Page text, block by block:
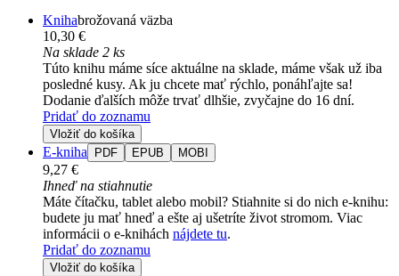
Knihabrožovaná väzba
10,30 €
Na sklade 2 ks
Túto knihu máme síce aktuálne na sklade, máme však už iba
posledné kusy. Ak ju chcete mať rýchlo, ponáhľajte sa!
Dodanie ďalších môže trvať dlhšie, zvyčajne do 16 dní.
Pridať do zoznamu
Vložiť do košíka
E-kniha PDF EPUB MOBI
9,27 €
Ihneď na stiahnutie
Máte čítačku, tablet alebo mobil? Stiahnite si do nich e-knihu:
budete ju mať hneď a ešte aj ušetríte život stromom. Viac
informácii o e-knihách nájdete tu.
Pridať do zoznamu
Vložiť do košíka